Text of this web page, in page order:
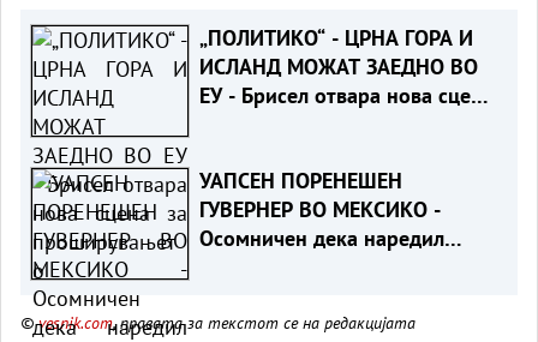
„ПОЛИТИКО“ - ЦРНА ГОРА И
ИСЛАНД МОЖАТ ЗАЕДНО ВО
ЕУ - Брисел отвара нова сцена
УАПСЕН ПОРЕНЕШЕН
ГУВЕРНЕР ВО МЕКСИКО -
Осомничен дека наредил
©vesnik.com, правата за текстот се на редакцијата